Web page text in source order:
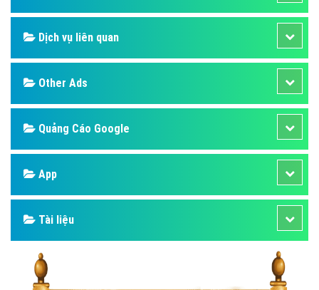
Dịch vụ liên quan
Other Ads
Quảng Cáo Google
App
Tài liệu